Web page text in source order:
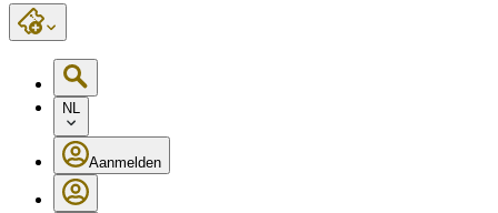
NL
Aanmelden